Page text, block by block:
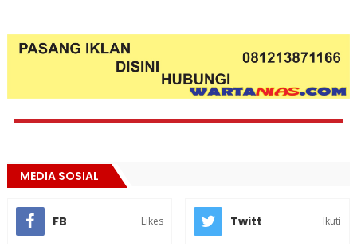
MEDIA SOSIAL
FB Likes Twitt Ikuti